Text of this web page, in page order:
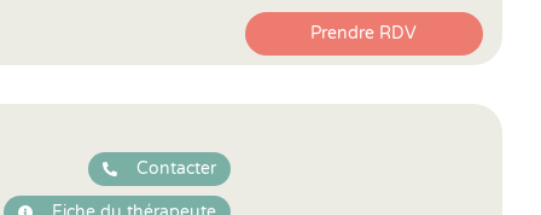
Prendre RDV
Contacter